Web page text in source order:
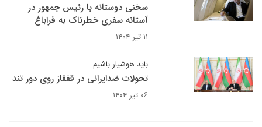
سخنی دوستانه با رئیس جمهور در
آستانه سفری خطرناک به قراباغ
۱۱ تیر ۱۴۰۴
باید هوشیار باشیم
تحولات ضدایرانی در قفقاز روی دور تند
۰۶ تیر ۱۴۰۴